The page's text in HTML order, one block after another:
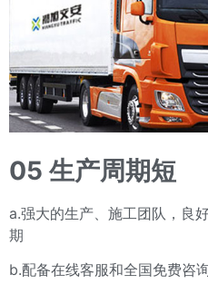
05 生产周期短
a.强大的生产、施工团队，良
期
b.配备在线客服和全国免费咨